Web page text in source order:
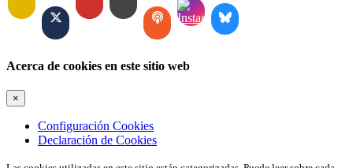
Acerca de cookies en este sitio web
×
Configuración Cookies
Declaración de Cookies